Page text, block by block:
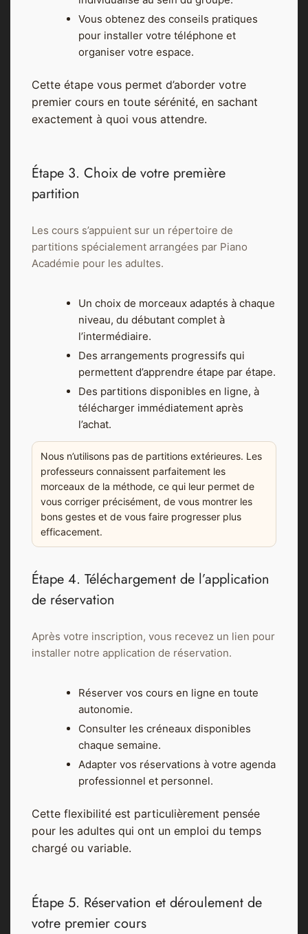
Vous obtenez des conseils pratiques
pour installer votre téléphone et
organiser votre espace.
Cette étape vous permet d’aborder votre
premier cours en toute sérénité, en sachant
exactement à quoi vous attendre.
Étape 3. Choix de votre première
partition
Les cours s’appuient sur un répertoire de
partitions spécialement arrangées par Piano
Académie pour les adultes.
Un choix de morceaux adaptés à chaque
niveau, du débutant complet à
l’intermédiaire.
Des arrangements progressifs qui
permettent d’apprendre étape par étape.
Des partitions disponibles en ligne, à
télécharger immédiatement après
l’achat.
Nous n’utilisons pas de partitions extérieures. Les
professeurs connaissent parfaitement les
morceaux de la méthode, ce qui leur permet de
vous corriger précisément, de vous montrer les
bons gestes et de vous faire progresser plus
efficacement.
Étape 4. Téléchargement de l’application
de réservation
Après votre inscription, vous recevez un lien pour
installer notre application de réservation.
Réserver vos cours en ligne en toute
autonomie.
Consulter les créneaux disponibles
chaque semaine.
Adapter vos réservations à votre agenda
professionnel et personnel.
Cette flexibilité est particulièrement pensée
pour les adultes qui ont un emploi du temps
chargé ou variable.
Étape 5. Réservation et déroulement de
votre premier cours